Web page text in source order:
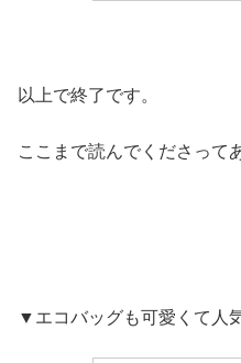
以上で終了です。
ここまで読んでくださって
▼エコバッグも可愛くて人